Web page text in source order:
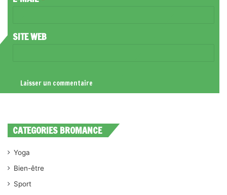
SITE WEB
CATEGORIES BROMANCE
Yoga
Bien-être
Sport